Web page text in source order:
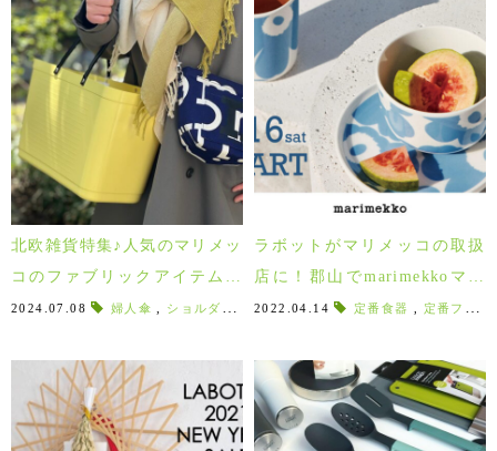
北欧雑貨特集♪人気のマリメッ
コのファブリックアイテムを
始めとする北欧雑貨を集めま
2024.07.08 婦人傘 ショルダーバッグ , ファブリックアイテム,北欧フ
ラボットがマリメッコの取扱
店に！郡山でmarimekkoマリ
メッコを買うならラボットへ♪
2022.04.14 定番食器 定番ファブリック